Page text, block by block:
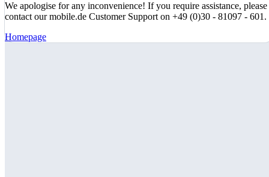
We apologise for any inconvenience! If you require assistance, please
contact our mobile.de Customer Support on +49 (0)30 - 81097 - 601.
Homepage